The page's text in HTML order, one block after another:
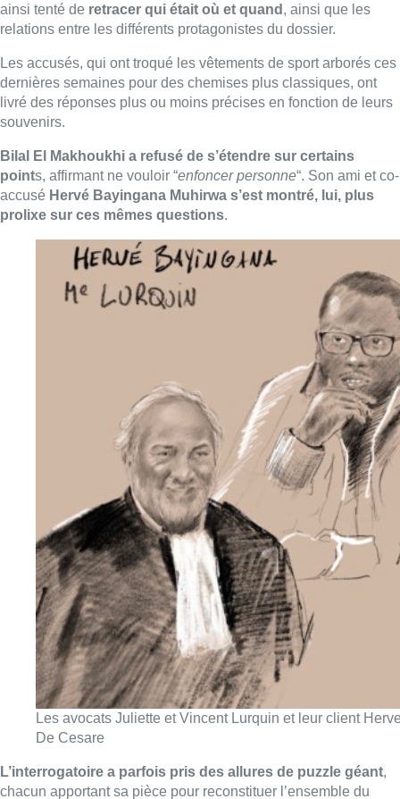
ainsi tenté de retracer qui était où et quand , ainsi que les
relations entre les différents protagonistes du dossier.
Les accusés, qui ont troqué les vêtements de sport arborés ces
dernières semaines pour des chemises plus classiques, ont
livré des réponses plus ou moins précises en fonction de leurs
souvenirs.
Bilal El Makhoukhi a refusé de s’étendre sur certains
points, affirmant ne vouloir “enfoncer personne“. Son ami et co-
accusé Hervé Bayingana Muhirwa s’est montré, lui, plus
prolixe sur ces mêmes questions.
Les avocats Juliette et Vincent Lurquin et leur client
De Cesare
L’interrogatoire a parfois pris des allures de puzzle géant,
chacun apportant sa pièce pour reconstituer l’ensemble du